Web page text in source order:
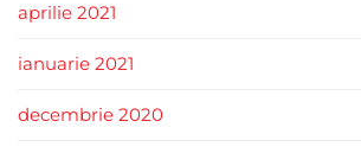
aprilie 2021
ianuarie 2021
decembrie 2020